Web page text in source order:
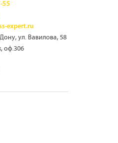
55
expert.ru
ул. Вавилова, 58
оф.306